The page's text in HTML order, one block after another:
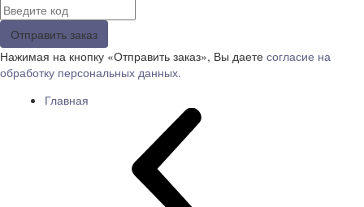
Отправить заказ
Нажимая на кнопку «Отправить заказ», Вы даете согласие на
обработку персональных данных.
Главная